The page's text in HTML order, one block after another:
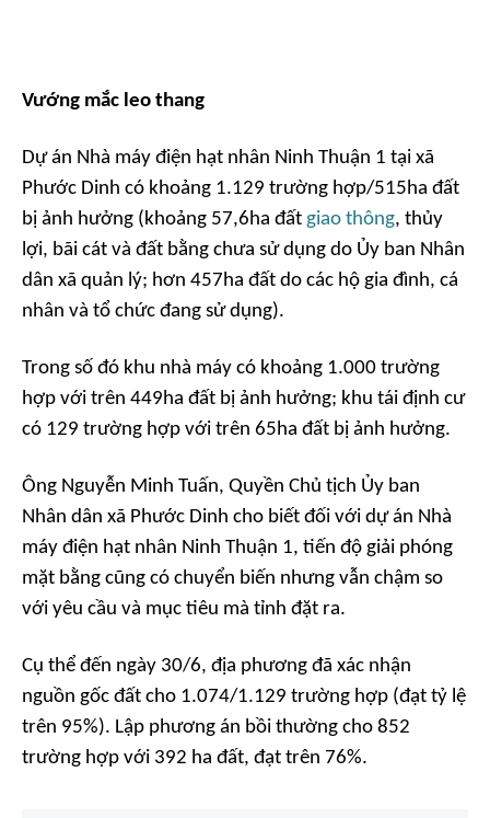
Vướng mắc leo thang
Dự án Nhà máy điện hạt nhân Ninh Thuận 1 tại xã
Phước Dinh có khoảng 1.129 trường hợp/515ha đất
bị ảnh hưởng (khoảng 57,6ha đất giao thông, thủy
lợi, bãi cát và đất bằng chưa sử dụng do Ủy ban Nhân
dân xã quản lý; hơn 457ha đất do các hộ gia đình, cá
nhân và tổ chức đang sử dụng).
Trong số đó khu nhà máy có khoảng 1.000 trường
hợp với trên 449ha đất bị ảnh hưởng; khu tái định cư
có 129 trường hợp với trên 65ha đất bị ảnh hưởng.
Ông Nguyễn Minh Tuấn, Quyền Chủ tịch Ủy ban
Nhân dân xã Phước Dinh cho biết đối với dự án Nhà
máy điện hạt nhân Ninh Thuận 1, tiến độ giải phóng
mặt bằng cũng có chuyển biến nhưng vẫn chậm so
với yêu cầu và mục tiêu mà tỉnh đặt ra.
Cụ thể đến ngày 30/6, địa phương đã xác nhận
nguồn gốc đất cho 1.074/1.129 trường hợp (đạt tỷ lệ
trên 95%). Lập phương án bồi thường cho 852
trường hợp với 392 ha đất, đạt trên 76%.